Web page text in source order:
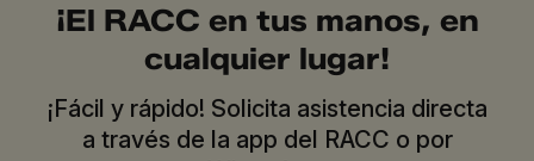
¡El RACC en tus manos, en
cualquier lugar!
¡Fácil y rápido! Solicita asistencia directa
a través de la app del RACC o por